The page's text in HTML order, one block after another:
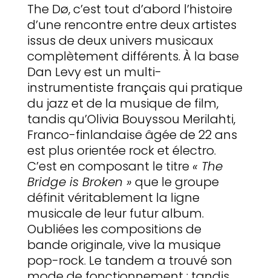
The Dø, c’est tout d’abord l’histoire
d’une rencontre entre deux artistes
issus de deux univers musicaux
complètement différents. À la base
Dan Levy est un multi-
instrumentiste français qui pratique
du jazz et de la musique de film,
tandis qu’Olivia Bouyssou Merilahti,
Franco-finlandaise âgée de 22 ans
est plus orientée rock et électro.
C’est en composant le titre « The
Bridge is Broken » que le groupe
définit véritablement la ligne
musicale de leur futur album.
Oubliées les compositions de
bande originale, vive la musique
pop-rock. Le tandem a trouvé son